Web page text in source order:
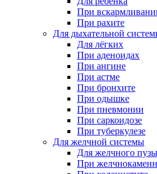
При
При рахите
Для дыхательной
Для лёгких
При аденоидах
При ангине
При астме
При бронхите
При одышке
При пневмонии
При саркоидозе
При туберкулезе
Для желчной системы
Для желчного
При